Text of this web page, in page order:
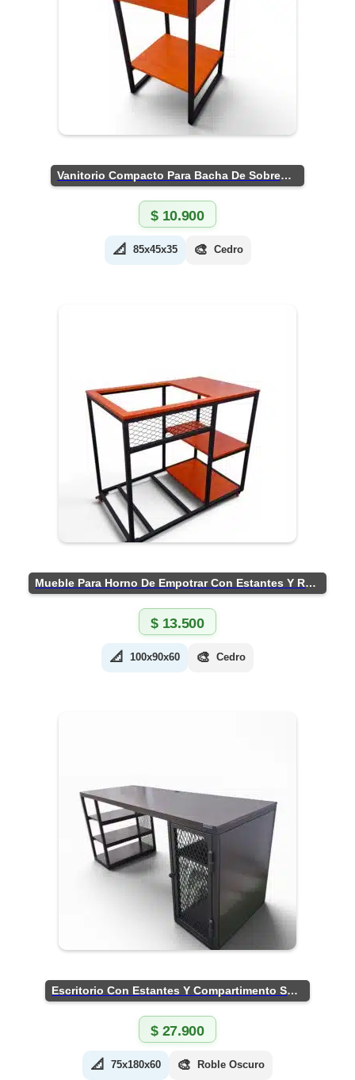
Vanitorio Compacto Para Bacha De Sobreponer
$10.900
📐 85x45x35 🎨 Cedro
Mueble Para Horno De Empotrar Con Estantes Y Ruedas
$13.500
📐 100x90x60 🎨 Cedro
Escritorio Con Estantes Y Compartimento Seguro
$27.900
📐 75x180x60 🎨 Roble Oscuro